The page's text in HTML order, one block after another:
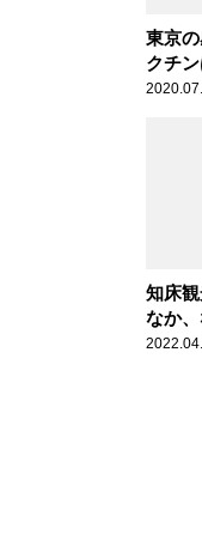
東京
クチ
専門医
知床
なか